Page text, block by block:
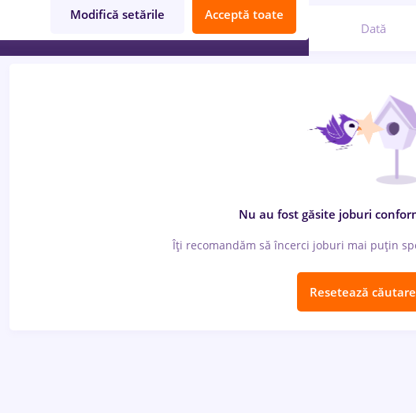
Relevanță Dată
Nu au fost găsite joburi
Îți recomandăm să încerci joburi mai puțin
Resetează
Modifică setările Acceptă toate